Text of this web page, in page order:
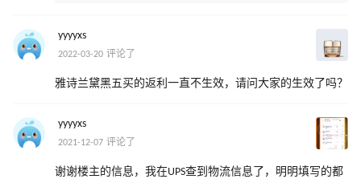
yyyyxs
2022-03-20 评论了
雅诗兰黛黑五买的返利一直不生效，请问大家的生效了吗？
yyyyxs
2021-12-07 评论了
谢谢楼主的信息，我在UPS查到物流信息了，明明填写的都